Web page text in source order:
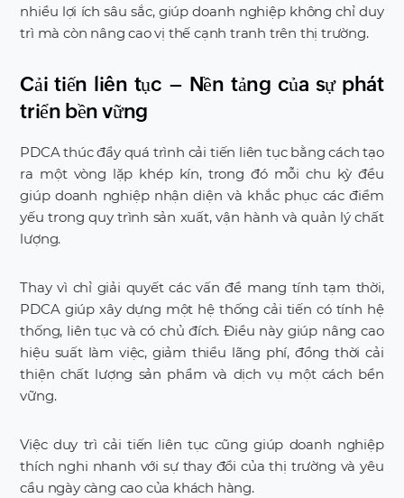
nhiều lợi ích sâu sắc, giúp doanh nghiệp không chỉ duy
trì mà còn nâng cao vị thế cạnh tranh trên thị trường.
Cải tiến liên tục – Nền tảng của sự phát
triển bền vững
PDCA thúc đẩy quá trình cải tiến liên tục bằng cách tạo
ra một vòng lặp khép kín, trong đó mỗi chu kỳ đều
giúp doanh nghiệp nhận diện và khắc phục các điểm
yếu trong quy trình sản xuất, vận hành và quản lý chất
lượng.
Thay vì chỉ giải quyết các vấn đề mang tính tạm thời,
PDCA giúp xây dựng một hệ thống cải tiến có tính hệ
thống, liên tục và có chủ đích. Điều này giúp nâng cao
hiệu suất làm việc, giảm thiểu lãng phí, đồng thời cải
thiện chất lượng sản phẩm và dịch vụ một cách bền
vững.
Việc duy trì cải tiến liên tục cũng giúp doanh nghiệp
thích nghi nhanh với sự thay đổi của thị trường và yêu
cầu ngày càng cao của khách hàng.